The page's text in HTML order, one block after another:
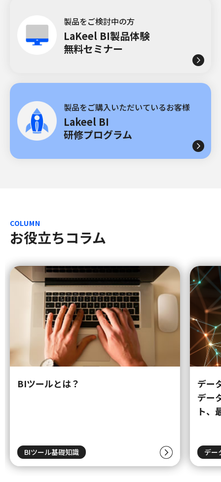
製品をご検討中の方
LaKeel BI製品体験
無料セミナー
製品をご購入いただいているお客様
Lakeel BI
研修プログラム
COLUMN
お役立ちコラム
BIツールとは？
BIツール基礎知識
デー
デー
ト、
デー